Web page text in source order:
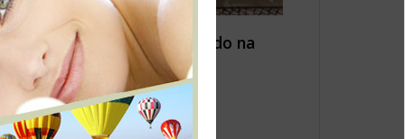
Atismar, Hotel Tudo Incluído na
Quarteira